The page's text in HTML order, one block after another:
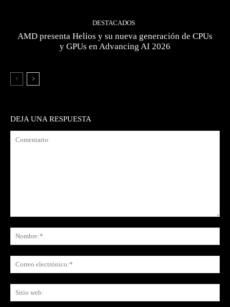
DESTACADOS
AMD presenta Helios y su nueva generación de CPUs
y GPUs en Advancing AI 2026
DEJA UNA RESPUESTA